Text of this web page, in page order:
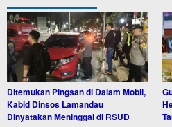
Ditemukan Pingsan di Dalam Mobil,
Kabid Dinsos Lamandau
Dinyatakan Meninggal di RSUD